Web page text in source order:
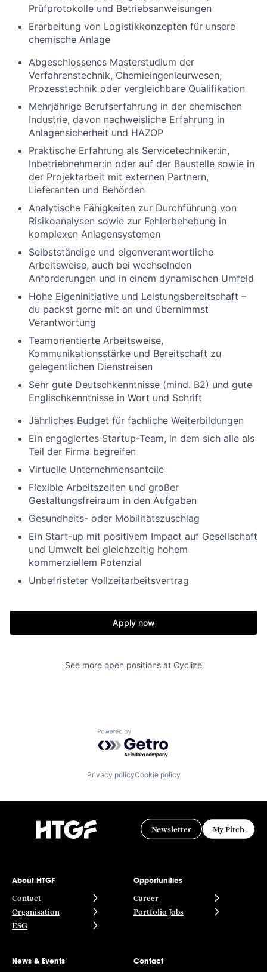
Prüfprotokolle und Betriebsanweisungen
Erarbeitung von Logistikkonzepten für unsere
chemische Anlage
Abgeschlossenes Masterstudium der
Verfahrenstechnik, Chemieingenieurwesen,
Prozesstechnik oder vergleichbare Qualifikation
Mehrjährige Berufserfahrung in der chemischen
Industrie, davon nachweisliche Erfahrung in
Anlagensicherheit und HAZOP
Praktische Erfahrung als Servicetechniker:in,
Inbetriebnehmer:in oder auf der Baustelle sowie in
der Projektarbeit mit externen Partnern,
Lieferanten und Behörden
Analytische Fähigkeiten zur Durchführung von
Risikoanalysen sowie zur Fehlerbehebung in
komplexen Anlagensystemen
Selbstständige und eigenverantwortliche
Arbeitsweise, auch bei wechselnden
Anforderungen und in einem dynamischen Umfeld
Hohe Eigeninitiative und Leistungsbereitschaft –
du packst gerne mit an und übernimmst
Verantwortung
Teamorientierte Arbeitsweise,
Kommunikationsstärke und Bereitschaft zu
gelegentlichen Dienstreisen
Sehr gute Deutschkenntnisse (mind. B2) und gute
Englischkenntnisse in Wort und Schrift
Jährliches Budget für fachliche Weiterbildungen
Ein engagiertes Startup-Team, in dem sich alle als
Teil der Firma begreifen
Virtuelle Unternehmensanteile
Flexible Arbeitszeiten und großer
Gestaltungsfreiraum in den Aufgaben
Gesundheits- oder Mobilitätszuschlag
Ein Start-up mit positivem Impact auf Gesellschaft
und Umwelt bei gleichzeitig hohem
kommerziellem Potenzial
Unbefristeter Vollzeitarbeitsvertrag
Apply now
See more open positions at Cyclize
Powered by Getro.com
Privacy policyCookie policy
Newsletter My Pitch
About HTGF
Contact
Organisation
ESG
Opportunities
Career
Portfolio Jobs
News & Events Contact